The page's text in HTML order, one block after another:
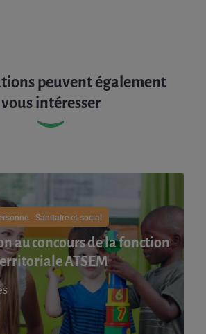
peuvent également
vous intéresser
- Sanitaire et social
au concours de la fonction
ATSEM